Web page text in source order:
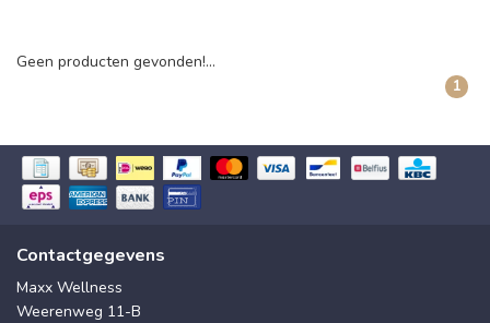
Geen producten gevonden!...
1
Contactgegevens
Maxx Wellness
Weerenweg 11-B